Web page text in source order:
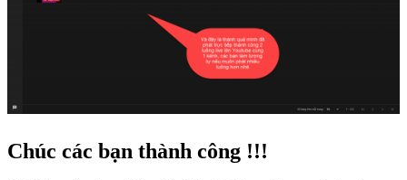
Chúc các bạn thành công !!!